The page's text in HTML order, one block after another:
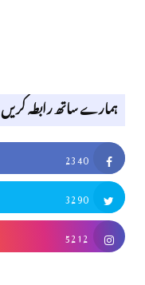
ہمارے ساتھ رابطہ کریں
2340
3290
5212